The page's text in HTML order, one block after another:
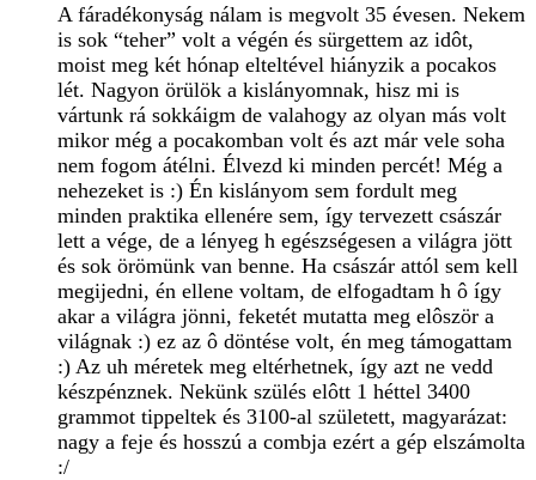
A fáradékonyság nálam is megvolt 35 évesen. Nekem
is sok “teher” volt a végén és sürgettem az idôt,
moist meg két hónap elteltével hiányzik a pocakos
lét. Nagyon örülök a kislányomnak, hisz mi is
vártunk rá sokkáigm de valahogy az olyan más volt
mikor még a pocakomban volt és azt már vele soha
nem fogom átélni. Élvezd ki minden percét! Még a
nehezeket is :) Én kislányom sem fordult meg
minden praktika ellenére sem, így tervezett császár
lett a vége, de a lényeg h egészségesen a világra jött
és sok örömünk van benne. Ha császár attól sem kell
megijedni, én ellene voltam, de elfogadtam h ô így
akar a világra jönni, feketét mutatta meg elôször a
világnak :) ez az ô döntése volt, én meg támogattam
:) Az uh méretek meg eltérhetnek, így azt ne vedd
készpénznek. Nekünk szülés elôtt 1 héttel 3400
grammot tippeltek és 3100-al született, magyarázat:
nagy a feje és hosszú a combja ezért a gép elszámolta
:/